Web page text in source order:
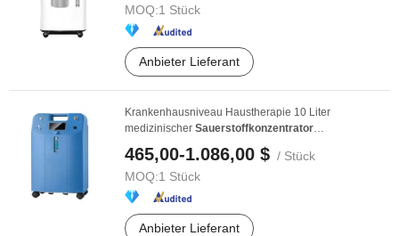
MOQ:1 Stück
Anbieter Lieferant
Krankenhausniveau Haustherapie 10 Liter
medizinischer Sauerstoffkonzentrator
465,00-1.086,00 $ / Stück
MOQ:1 Stück
Anbieter Lieferant